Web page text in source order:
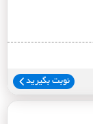
نوبت بگیرید